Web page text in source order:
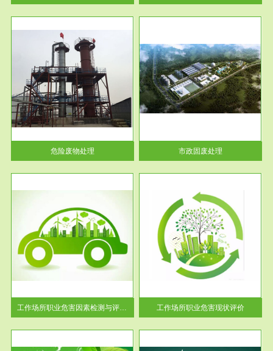
危险废物处理
服务范围
市政固废处理
蔚蓝生态环境科技所从事的市政
废物处理业务包括市政废物的处
理处...
市政固废处理
工作场所职业危害因素检测与评价...
服务范围
工作场所职业危害现状评价
【现状评价意义】：具体因素---
-通过质谱分析等多种手段明确
工作场...
工作场所职业危害现状评价